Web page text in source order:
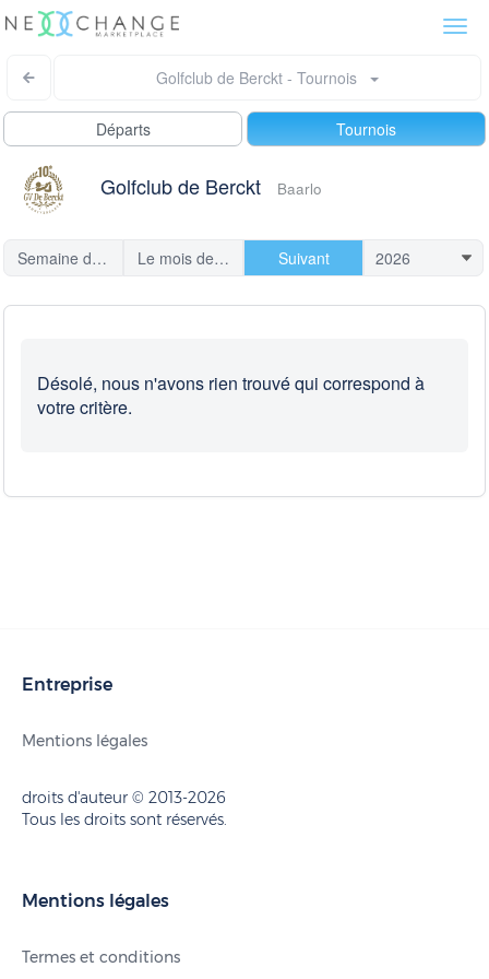
Golfclub de Berckt - Tournois
Départs Tournois
Golfclub de Berckt Baarlo
Semaine dernière Le mois dernier Suivant
Désolé, nous n'avons rien trouvé qui correspond à
votre critère.
Entreprise
Mentions légales
droits d'auteur © 2013-2026
Tous les droits sont réservés.
Mentions légales
Termes et conditions